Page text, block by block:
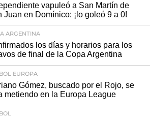
vapuleó a San Martín de
Juan en Domínico: ¡lo goleó 9 a 0!
ARGENTINA
los días y horarios para los
de final de la Copa Argentina
EUROPA
Gómez, buscado por el Rojo, se
metiendo en la Europa League